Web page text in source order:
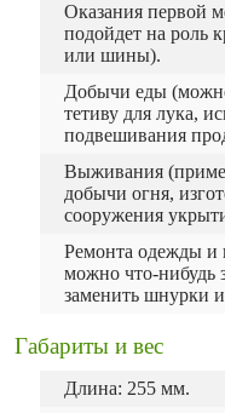
Оказания первой
подойдет на роль
или шины).
Добычи еды
тетиву для лука,
подвешивания
Выживания
добычи огня,
сооружения
Ремонта одежды и
можно что-нибудь
заменить шнурки
Габариты и вес
Длина: 255 мм.